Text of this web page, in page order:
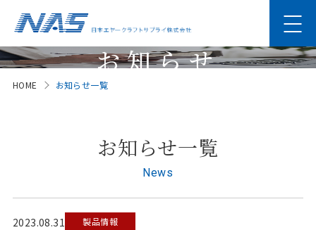
お知らせ
HOME お知らせ一覧
お知らせ一覧
News
2023.08.31 製品情報